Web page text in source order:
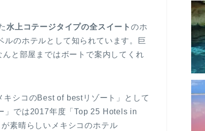
水上コテージタイプの全スイート のホ
ルのホテルとして知られています。巨
と部屋まではボートで案内してくれ
シコのBest of bestリゾート」として
」では2017年度「Top 25 Hotels in
素晴らしいメキシコのホテル